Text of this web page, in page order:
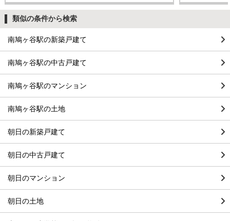
類似の条件から検索
南鳩ヶ谷駅の新築戸建て
南鳩ヶ谷駅の中古戸建て
南鳩ヶ谷駅のマンション
南鳩ヶ谷駅の土地
朝日の新築戸建て
朝日の中古戸建て
朝日のマンション
朝日の土地